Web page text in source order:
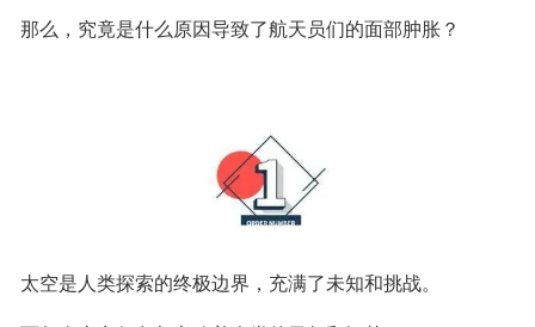
那么，究竟是什么原因导致了航天员们的面部肿胀？
太空是人类探索的终极边界，充满了未知和挑战。